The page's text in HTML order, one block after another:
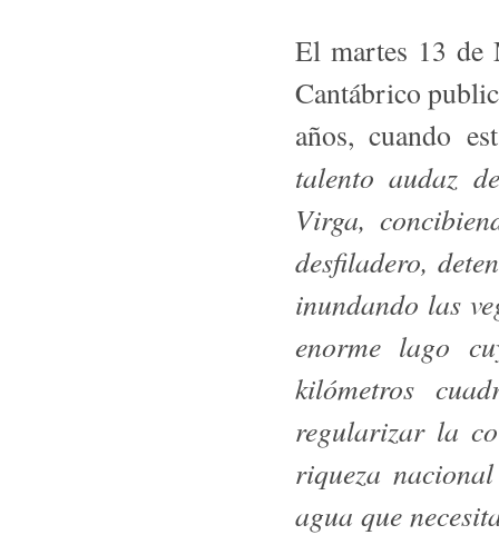
El martes 13 de
Cantábrico
años, cuando
talento audaz
Virga,
desfiladero,
inundando las
enorme lago
kilómetros
regularizar la
riqueza
agua que